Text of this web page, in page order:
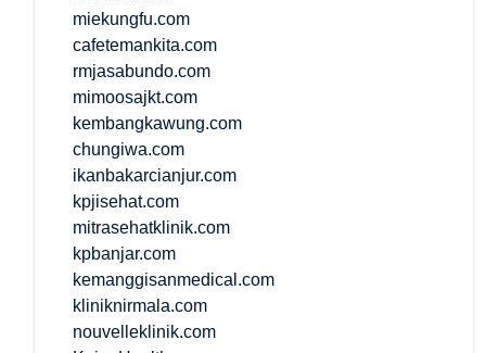
miekungfu.com
cafetemankita.com
rmjasabundo.com
mimoosajkt.com
kembangkawung.com
chungiwa.com
ikanbakarcianjur.com
kpjisehat.com
mitrasehatklinik.com
kpbanjar.com
kemanggisanmedical.com
kliniknirmala.com
nouvelleklinik.com